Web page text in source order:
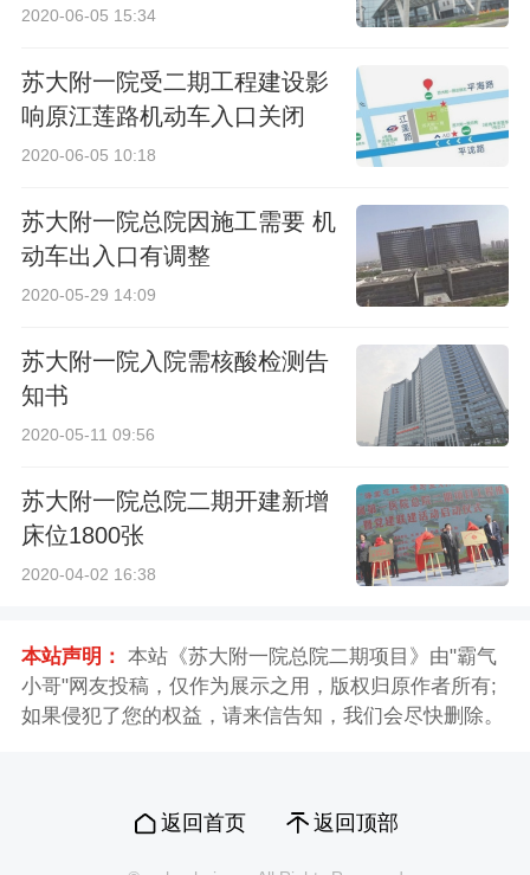
2020-06-05 15:34
苏大附一院受二期工程建设影
响原江莲路机动车入口关闭
2020-06-05 10:18
苏大附一院总院因施工需要 机
动车出入口有调整
2020-05-29 14:09
苏大附一院入院需核酸检测告
知书
2020-05-11 09:56
苏大附一院总院二期开建新增
床位1800张
2020-04-02 16:38
本站声明： 本站《苏大附一院总院二期项目》由"霸气
小哥"网友投稿，仅作为展示之用，版权归原作者所有;
如果侵犯了您的权益，请来信告知，我们会尽快删除。
返回首页 返回顶部